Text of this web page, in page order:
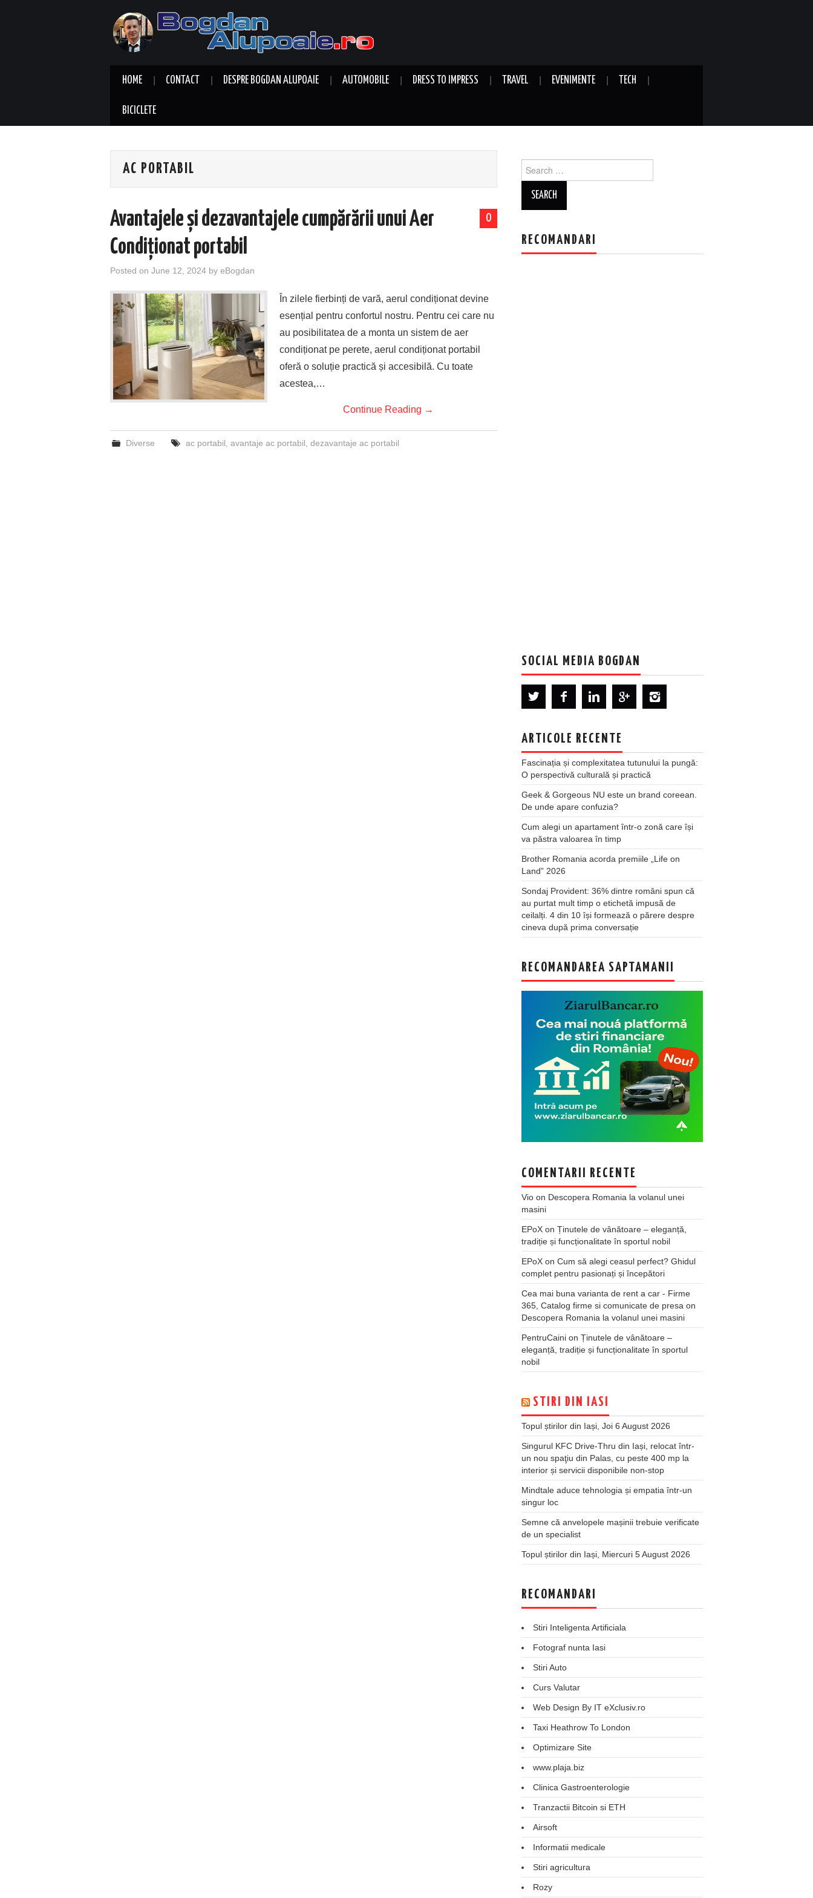
HOME CONTACT DESPRE BOGDAN ALUPOAIE AUTOMOBILE DRESS TO IMPRESS TRAVEL EVENIMENTE TECH
BICICLETE
AC PORTABIL
0
Avantajele și dezavantajele cumpărării unui Aer
Condiționat portabil
Posted on June 12, 2024 by eBogdan
În zilele fierbinți de vară, aerul condiționat devine
esențial pentru confortul nostru. Pentru cei care nu
au posibilitatea de a monta un sistem de aer
condiționat pe perete, aerul condiționat portabil
oferă o soluție practică și accesibilă. Cu toate
acestea,…
Continue Reading →
Diverse ac portabil avantaje ac portabil dezavantaje ac portabil
for:
RECOMANDARI
SOCIAL MEDIA BOGDAN
ARTICOLE RECENTE
Fascinația și complexitatea tutunului la pungă:
O perspectivă culturală și practică
Geek & Gorgeous NU este un brand coreean.
De unde apare confuzia?
Cum alegi un apartament într-o zonă care își
va păstra valoarea în timp
Brother Romania acorda premiile „Life on
Land” 2026
Sondaj Provident: 36% dintre români spun că
au purtat mult timp o etichetă impusă de
ceilalți. 4 din 10 își formează o părere despre
cineva după prima conversație
RECOMANDAREA SAPTAMANII
COMENTARII RECENTE
Vio on Descopera Romania la volanul unei
masini
EPoX on Ținutele de vânătoare – eleganță,
tradiție și funcționalitate în sportul nobil
EPoX on Cum să alegi ceasul perfect? Ghidul
complet pentru pasionați și începători
Cea mai buna varianta de rent a car - Firme
365, Catalog firme si comunicate de presa on
Descopera Romania la volanul unei masini
PentruCaini on Ținutele de vânătoare –
eleganță, tradiție și funcționalitate în sportul
nobil
STIRI DIN IASI
Topul știrilor din Iași, Joi 6 August 2026
Singurul KFC Drive-Thru din Iași, relocat într-
un nou spaţiu din Palas, cu peste 400 mp la
interior și servicii disponibile non-stop
Mindtale aduce tehnologia și empatia într-un
singur loc
Semne că anvelopele mașinii trebuie verificate
de un specialist
Topul știrilor din Iași, Miercuri 5 August 2026
RECOMANDARI
Stiri Inteligenta Artificiala
Fotograf nunta Iasi
Stiri Auto
Curs Valutar
Web Design By IT eXclusiv.ro
Taxi Heathrow To London
Optimizare Site
www.plaja.biz
Clinica Gastroenterologie
Tranzactii Bitcoin si ETH
Airsoft
Informatii medicale
Stiri agricultura
Rozy